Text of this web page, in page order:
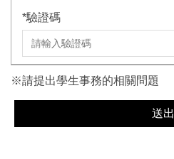
*驗證碼
※請提出學生事務的相關問題
送出